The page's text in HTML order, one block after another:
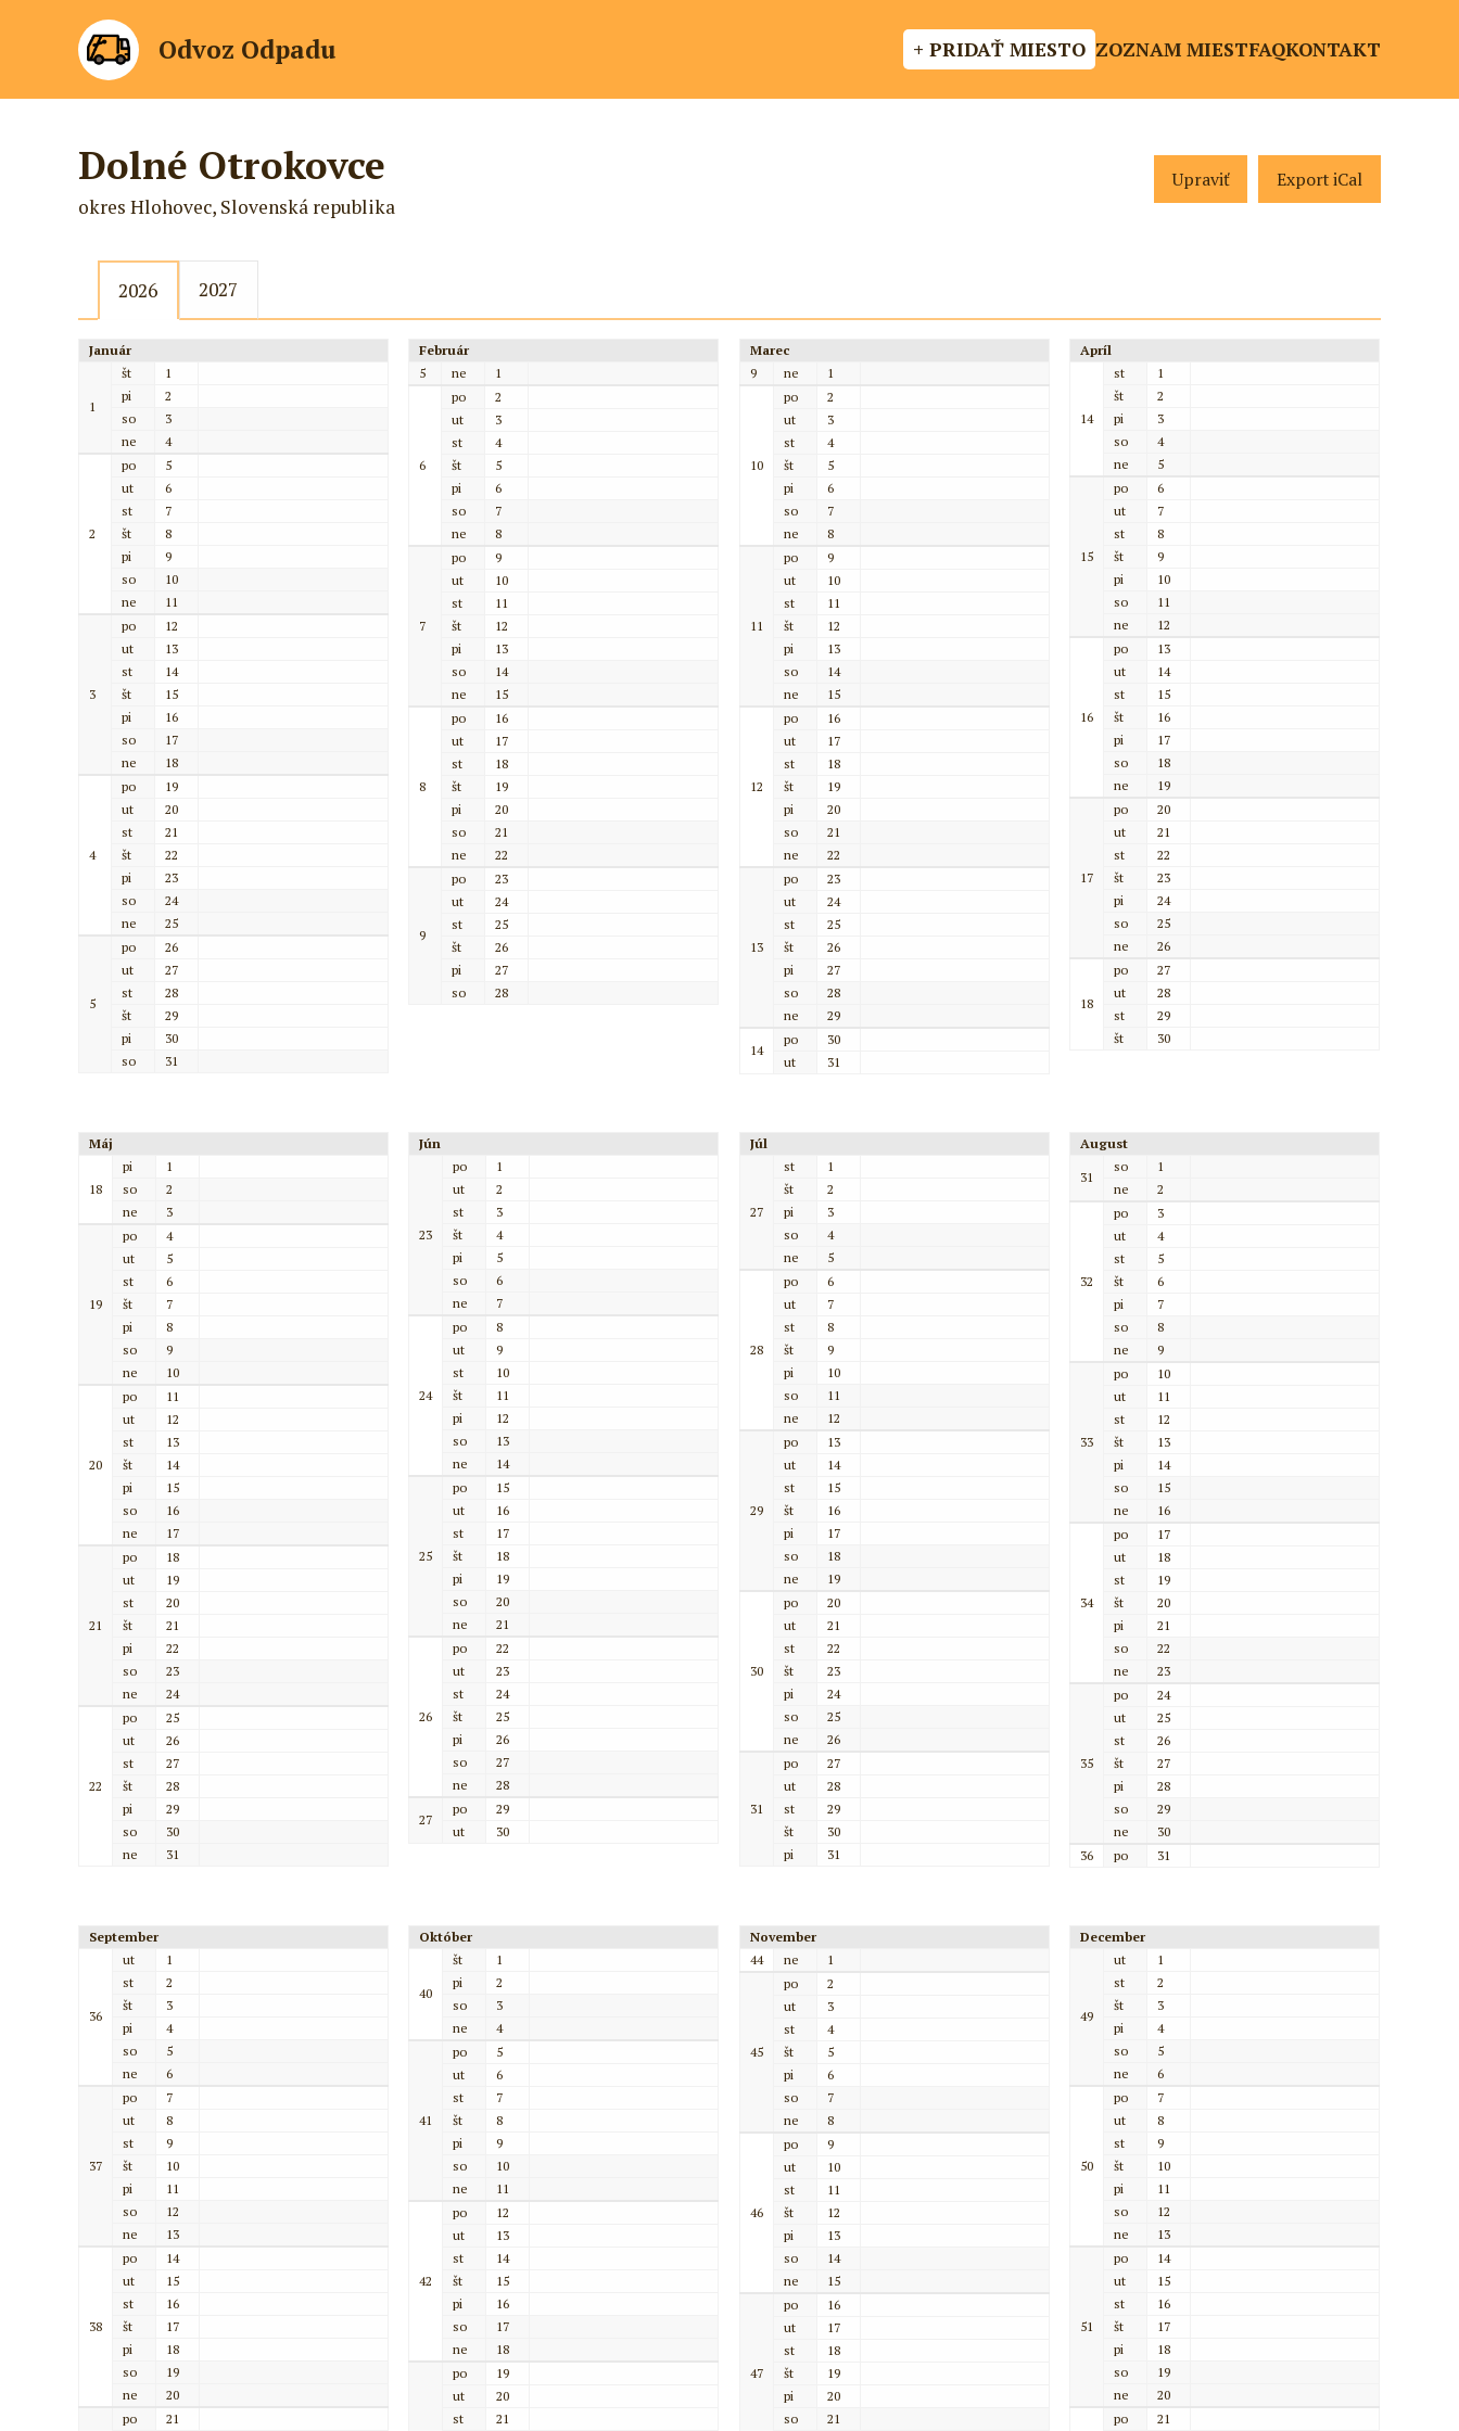
Odvoz Odpadu + PRIDAŤ MIESTO ZOZNAM MIESTFAQKONTAKT
Dolné Otrokovce
okres Hlohovec, Slovenská republika
Upraviť Export iCal
2026 2027
Január
1
št
1
pi
2
so
3
ne
4
2
po
5
ut
6
st
7
št
8
pi
9
so
10
ne
11
3
po
12
ut
13
st
14
št
15
pi
16
so
17
ne
18
4
po
19
ut
20
st
21
št
22
pi
23
so
24
ne
25
5
po
26
ut
27
st
28
št
29
pi
30
so
31
Február
5
ne 1
6
po
2
ut
3
st
4
št
5
pi
6
so
7
ne
8
7
po
9
ut
10
st
11
št
12
pi
13
so
14
ne
15
8
po
16
ut
17
st
18
št
19
pi
20
so
21
ne
22
9
po
23
ut
24
st
25
št
26
pi
27
so
28
Marec
9
ne 1
10
po
2
ut
3
st
4
št
5
pi
6
so
7
ne
8
11
po
9
ut
10
st
11
št
12
pi
13
so
14
ne
15
12
po
16
ut
17
st
18
št
19
pi
20
so
21
ne
22
13
po
23
ut
24
st
25
št
26
pi
27
so
28
ne
29
14
po
30
ut
31
Apríl
14
st
1
št
2
pi
3
so
4
ne
5
15
po
6
ut
7
st
8
št
9
pi
10
so
11
ne
12
16
po
13
ut
14
st
15
št
16
pi
17
so
18
ne
19
17
po
20
ut
21
st
22
št
23
pi
24
so
25
ne
26
18
po
27
ut
28
st
29
št
30
Máj
18
pi
1
so
2
ne
3
19
po
4
ut
5
st
6
št
7
pi
8
so
9
ne
10
20
po
11
ut
12
st
13
št
14
pi
15
so
16
ne
17
21
po
18
ut
19
st
20
št
21
pi
22
so
23
ne
24
22
po
25
ut
26
st
27
št
28
pi
29
so
30
ne
31
Jún
23
po
1
ut
2
st
3
št
4
pi
5
so
6
ne
7
24
po
8
ut
9
st
10
št
11
pi
12
so
13
ne
14
25
po
15
ut
16
st
17
št
18
pi
19
so
20
ne
21
26
po
22
ut
23
st
24
št
25
pi
26
so
27
ne
28
27
po
29
ut
30
Júl
27
st
1
št
2
pi
3
so
4
ne
5
28
po
6
ut
7
st
8
št
9
pi
10
so
11
ne
12
29
po
13
ut
14
st
15
št
16
pi
17
so
18
ne
19
30
po
20
ut
21
st
22
št
23
pi
24
so
25
ne
26
31
po
27
ut
28
st
29
št
30
pi
31
August
31
so
1
ne
2
32
po
3
ut
4
st
5
št
6
pi
7
so
8
ne
9
33
po
10
ut
11
st
12
št
13
pi
14
so
15
ne
16
34
po
17
ut
18
st
19
št
20
pi
21
so
22
ne
23
35
po
24
ut
25
st
26
št
27
pi
28
so
29
ne
30
36
po 31
September
36
ut
1
st
2
št
3
pi
4
so
5
ne
6
37
po
7
ut
8
st
9
št
10
pi
11
so
12
ne
13
38
po
14
ut
15
st
16
št
17
pi
18
so
19
ne
20
po
21
Október
40
št
1
pi
2
so
3
ne
4
41
po
5
ut
6
st
7
št
8
pi
9
so
10
ne
11
42
po
12
ut
13
st
14
št
15
pi
16
so
17
ne
18
po
19
ut
20
st
21
November
44
ne 1
45
po
2
ut
3
st
4
št
5
pi
6
so
7
ne
8
46
po
9
ut
10
st
11
št
12
pi
13
so
14
ne
15
47
po
16
ut
17
st
18
št
19
pi
20
so
21
December
49
ut
1
st
2
št
3
pi
4
so
5
ne
6
50
po
7
ut
8
st
9
št
10
pi
11
so
12
ne
13
51
po
14
ut
15
st
16
št
17
pi
18
so
19
ne
20
po
21